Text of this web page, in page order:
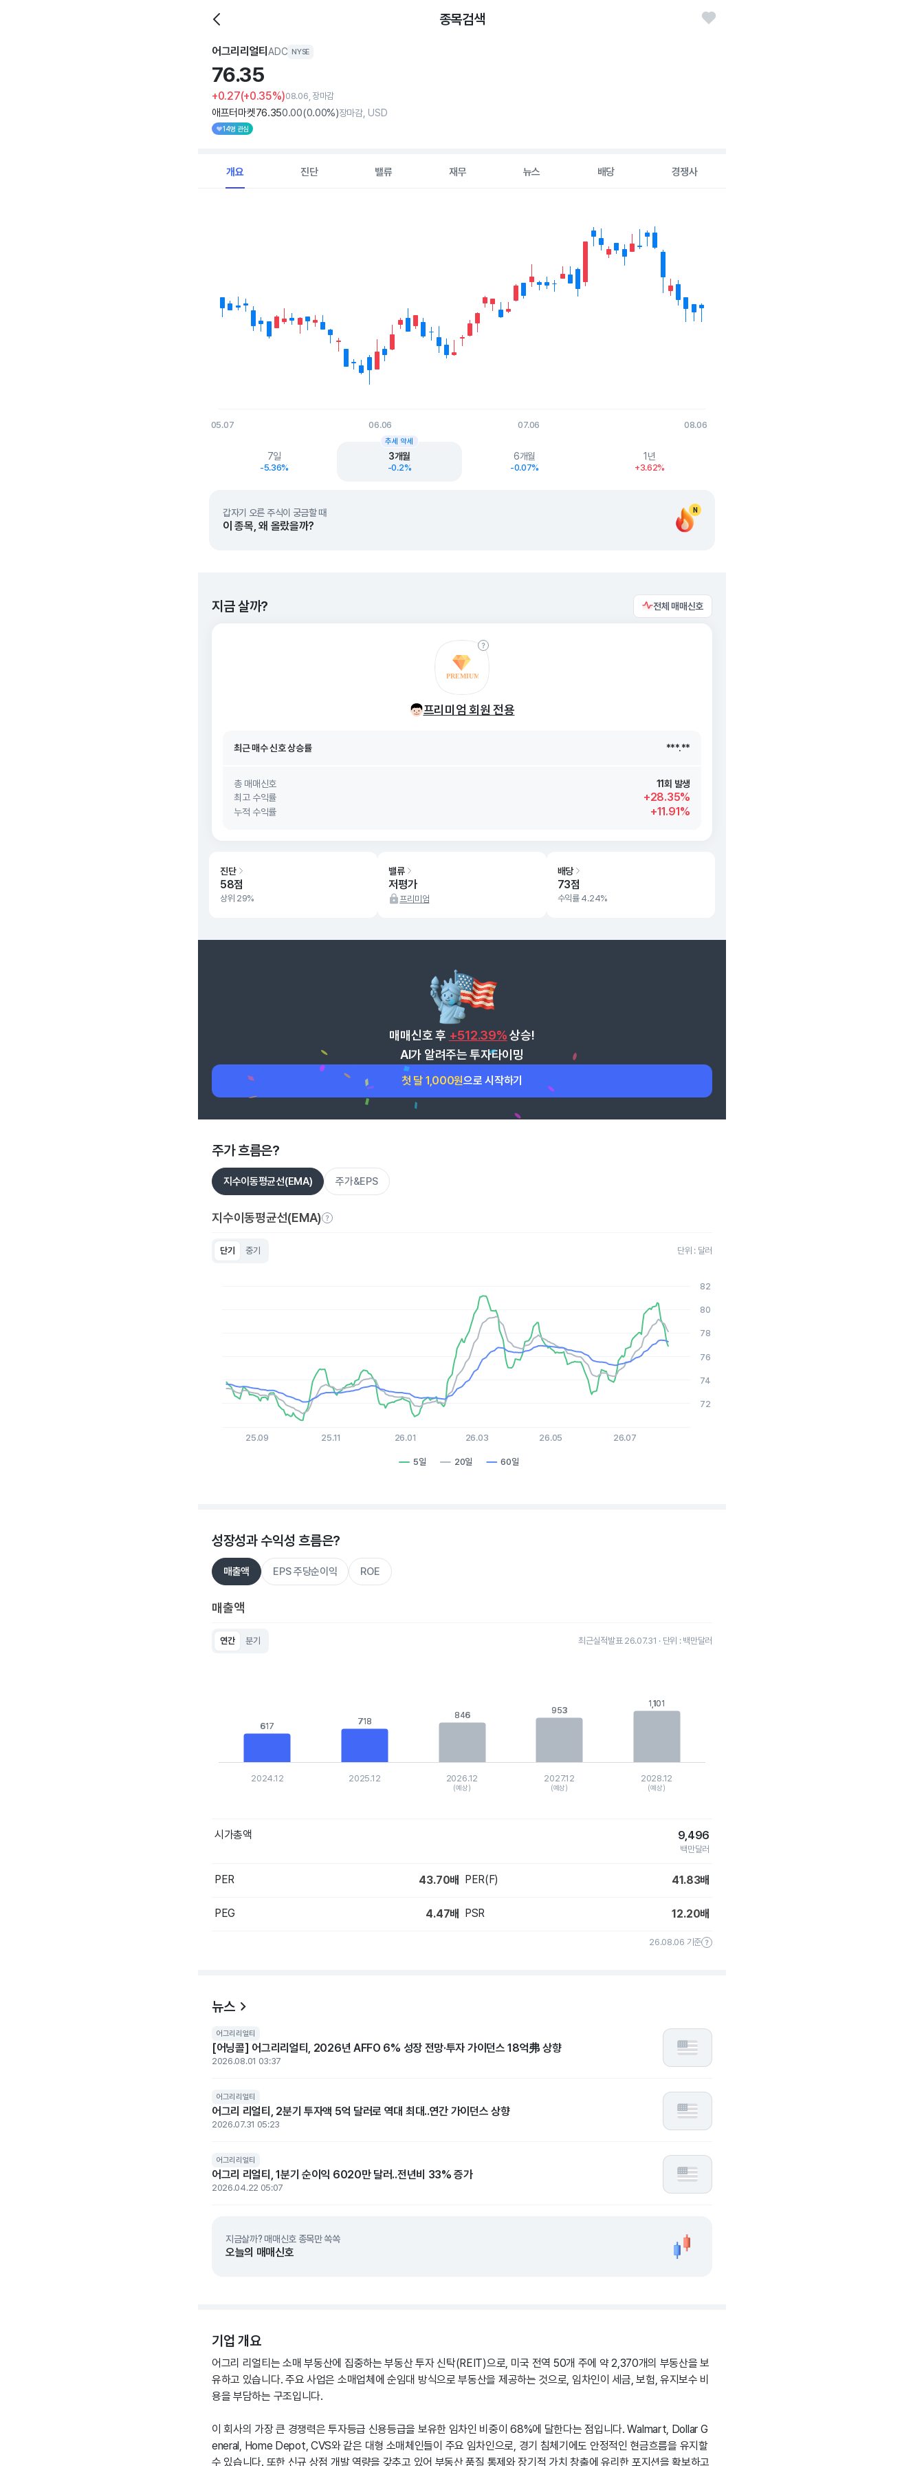
종목검색
어그리리얼티ADC NYSE
76.35
+0.27(+0.35%)08.06, 장마감
애프터마켓76.350.00(0.00%)장마감, USD
14명 관심
개요 진단 밸류 재무 뉴스 배당 경쟁사
The chart has 1 X axis displaying Time. Data ranges from 2026-05-07 00:00:00 to 2026-08-06 00:00:00.
05.07 06.06 07.06 08.06
7일
-5.36%
3개월
-0.2%
추세 약세
6개월
-0.07%
1년
+3.62%
N
갑자기 오른 주식이 궁금할 때
이 종목, 왜 올랐을까?
지금 살까? 전체 매매신호
프리미엄 회원 전용
최근 매수 신호26. 08/07 ***.**
총 매매신호
11회 발생
최고 수익률
+28.35%
누적 수익률 +11.91%
진단
58점
상위 29%
밸류
저평가
프리미엄
배당
73점
수익률 4.24%
매매신호 후 +512.39% 상승!
AI가 알려주는 투자타이밍
첫 달 1,000원으로 시작하기
주가 흐름은?
지수이동평균선(EMA) 주가&EPS
지수이동평균선(EMA)
단기 중기 단위 : 달러
The chart has 1 X axis displaying Time. Data ranges from 2025-08-06 15:00:00 to 2026-08-05 15:00:00.
The chart has 1 Y axis displaying values. Data ranges from 70.57 to 81.16.
5일 20일 60일
25.09 25.11 26.01 26.03 26.05 26.07
72
74
76
78
80
82
성장성과 수익성 흐름은?
매출액 EPS 주당순이익 ROE
매출액
연간 분기 최근실적발표 26.07.31 · 단위 : 백만달러
The chart has 1 Y axis displaying values. Data ranges from 617.095 to 1100.95463.
617
617 718
718
846
846 953
953
1,101
1,101
2024.12 2025.12 2026.12
(예상)
2027.12
(예상)
2028.12
(예상)
시가총액 9,496
백만달러
PER 43.70배 PER(F) 41.83배
PEG 4.47배 PSR 12.20배
26.08.06 기준
뉴스
어그리리얼티
[어닝콜] 어그리리얼티, 2026년 AFFO 6% 성장 전망·투자 가이던스 18억弗 상향
2026.08.01 03:37
어그리리얼티
어그리 리얼티, 2분기 투자액 5억 달러로 역대 최대..연간 가이던스 상향
2026.07.31 05:23
어그리리얼티
어그리 리얼티, 1분기 순이익 6020만 달러..전년비 33% 증가
2026.04.22 05:07
지금살까? 매매신호 종목만 쏙쏙
오늘의 매매신호
기업 개요
어그리 리얼티는 소매 부동산에 집중하는 부동산 투자 신탁(REIT)으로, 미국 전역 50개 주에 약 2,370개의 부동산을 보
유하고 있습니다. 주요 사업은 소매업체에 순임대 방식으로 부동산을 제공하는 것으로, 임차인이 세금, 보험, 유지보수 비
용을 부담하는 구조입니다.
이 회사의 가장 큰 경쟁력은 투자등급 신용등급을 보유한 임차인 비중이 68%에 달한다는 점입니다. Walmart, Dollar G
eneral, Home Depot, CVS와 같은 대형 소매체인들이 주요 임차인으로, 경기 침체기에도 안정적인 현금흐름을 유지할
수 있습니다. 또한 신규 상점 개발 역량을 갖추고 있어 부동산 품질 통제와 장기적 가치 창출에 유리한 포지션을 확보하고